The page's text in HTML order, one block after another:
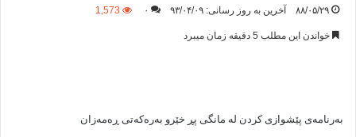
۸۸/۰۵/۲۹ آخرین به روز رسانی: ۹۳/۰۴/۰۹ ۰ 1,573
خواندن این مطلب 5 دقیقه زمان میبرد
به‌رنامه‌ی پێشوازی كردن له‌ مانگی پڕ خێرو به‌ره‌كه‌تی ڕه‌مه‌زان